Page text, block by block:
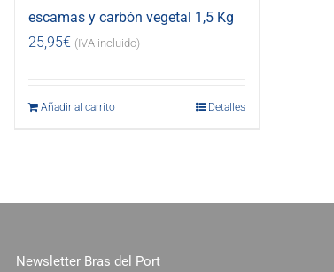
escamas y carbón vegetal 1,5 Kg
25,95€ (IVA incluido)
Añadir al carrito Detalles
Newsletter Bras del Port